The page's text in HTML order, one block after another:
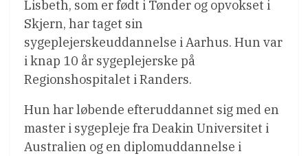
Lisbeth, som er født i Tønder og opvokset i
Skjern, har taget sin
sygeplejerskeuddannelse i Aarhus. Hun var
i knap 10 år sygeplejerske på
Regionshospitalet i Randers.
Hun har løbende efteruddannet sig med en
master i sygepleje fra Deakin Universitet i
Australien og en diplomuddannelse i